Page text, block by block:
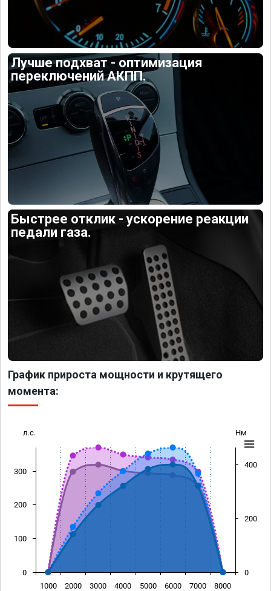
Лучше подхват - оптимизация
переключений АКПП.
Быстрее отклик - ускорение реакции
педали газа.
График прироста мощности и крутящего
момента:
л.с. Нм
1000 2000 3000 4000 5000 6000 7000 8000
0
100
200
300
0
200
400